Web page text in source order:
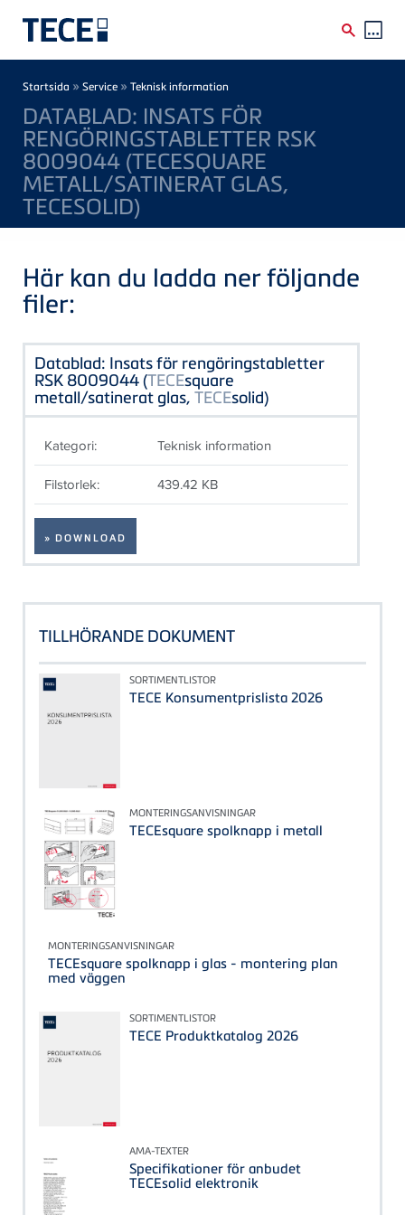
Breadcrumb
Startsida » Service » Teknisk information
DATABLAD: INSATS FÖR
RENGÖRINGSTABLETTER RSK
8009044 (TECESQUARE
METALL/SATINERAT GLAS,
TECESOLID)
Här kan du ladda ner följande
filer:
Datablad: Insats för rengöringstabletter
RSK 8009044 (TECEsquare
metall/satinerat glas, TECEsolid)
Kategori: Teknisk information
Filstorlek: 439.42 KB
» DOWNLOAD
TILLHÖRANDE DOKUMENT
SORTIMENTLISTOR
TECE Konsumentprislista 2026
MONTERINGSANVISNINGAR
TECEsquare spolknapp i metall
MONTERINGSANVISNINGAR
TECEsquare spolknapp i glas - montering plan
med väggen
SORTIMENTLISTOR
TECE Produktkatalog 2026
AMA-TEXTER
Specifikationer för anbudet
TECEsolid elektronik